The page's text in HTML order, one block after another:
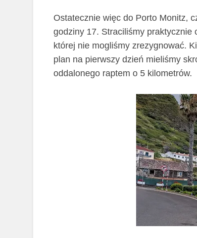
Ostatecznie więc do Porto Monitz,
godziny 17. Straciliśmy praktycznie
której nie mogliśmy zrezygnować.
plan na pierwszy dzień mieliśmy
oddalonego raptem o 5 kilometrów.